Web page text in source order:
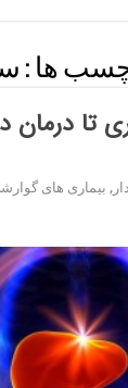
ها :
تا درمان
, بیماری های